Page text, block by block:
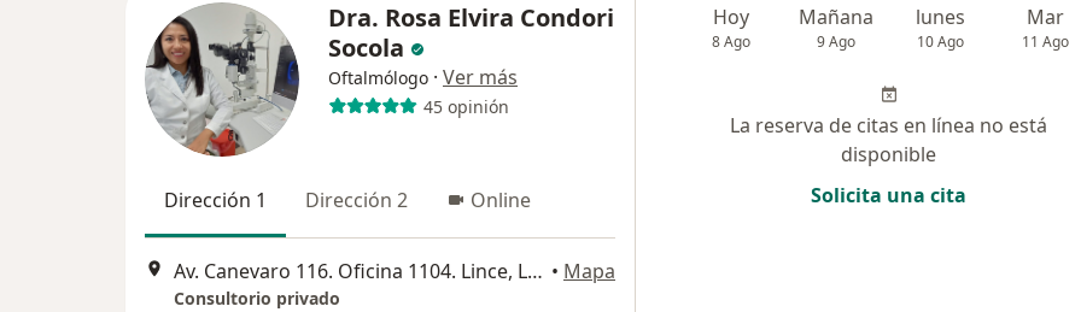
Dra. Rosa Elvira Condori
Socola
Oftalmólogo · Ver más
45 opinión
Dirección 1 Dirección 2 Online
Av. Canevaro 116. Oficina 1104. Lince, Lince • Mapa
Consultorio privado
Hoy
8 Ago
Mañana
9 Ago
lunes
10 Ago
Mar
11 Ago
La reserva de citas en línea no está
disponible
Solicita una cita